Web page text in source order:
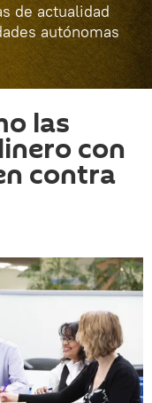
de actualidad
autónomas
las
con
contra